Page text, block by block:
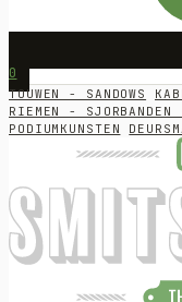
0
TOUWEN - SANDOWS
RIEMEN - SJORBANDEN
PODIUMKUNSTEN